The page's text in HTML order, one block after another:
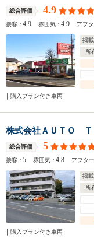
総合評価 4.9
接客：4.9 雰囲気：4.9 アフ
掲
所
購入プラン付き車両
株式会社ＡＵＴＯ Ｔ
総合評価 5
接客：5 雰囲気：4.8 アフタ
掲
所
購入プラン付き車両